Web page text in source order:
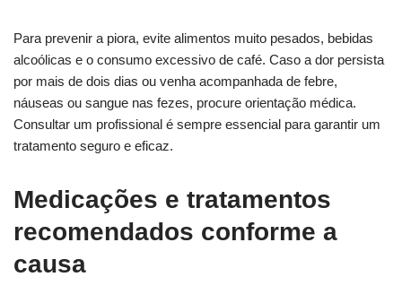
Para prevenir a piora, evite alimentos muito pesados, bebidas
alcoólicas e o consumo excessivo de café. Caso a dor persista
por mais de dois dias ou venha acompanhada de febre,
náuseas ou sangue nas fezes, procure orientação médica.
Consultar um profissional é sempre essencial para garantir um
tratamento seguro e eficaz.
Medicações e tratamentos
recomendados conforme a
causa